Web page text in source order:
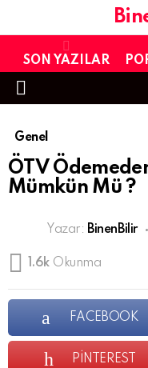
SON YAZILAR
Menu
Genel
ÖTV
Mümkün Mü ?
Yazar: BinenBilir
1.6k Okunma
FACEBOOK
PINTEREST